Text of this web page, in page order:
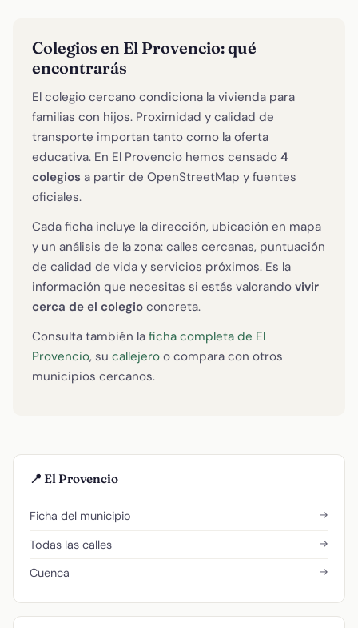
Colegios en El Provencio: qué
encontrarás
El colegio cercano condiciona la vivienda para
familias con hijos. Proximidad y calidad de
transporte importan tanto como la oferta
educativa. En El Provencio hemos censado 4
colegios a partir de OpenStreetMap y fuentes
oficiales.
Cada ficha incluye la dirección, ubicación en mapa
y un análisis de la zona: calles cercanas, puntuación
de calidad de vida y servicios próximos. Es la
información que necesitas si estás valorando vivir
cerca de el colegio concreta.
Consulta también la ficha completa de El
Provencio, su callejero o compara con otros
municipios cercanos.
📍 El Provencio
Ficha del municipio →
Todas las calles →
Cuenca →